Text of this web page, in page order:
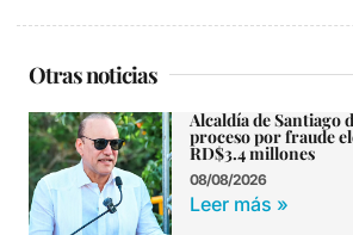
Otras noticias
Alcaldía de Santiago
proceso por fraude
RD$3.4 millones
08/08/2026
Leer más »